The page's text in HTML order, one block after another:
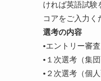
ければ英語試験
コアをご入力く
選考の内容
•エントリー審
•１次選考（集
•２次選考（個